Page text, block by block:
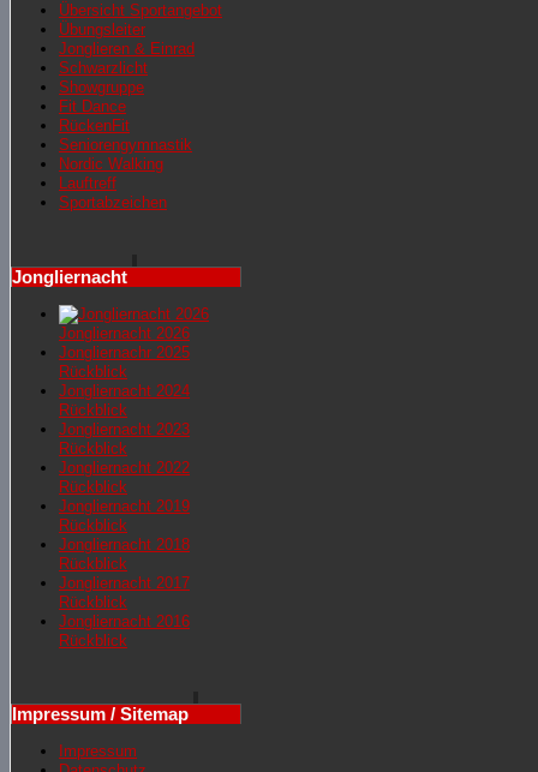
Übersicht Sportangebot
Übungsleiter
Jonglieren & Einrad
Schwarzlicht
Showgruppe
Fit Dance
RückenFit
Seniorengymnastik
Nordic Walking
Lauftreff
Sportabzeichen
Jongliernacht
Jongliernacht 2026
Jongliernachr 2025
Rückblick
Jongliernacht 2024
Rückblick
Jongliernacht 2023
Rückblick
Jongliernacht 2022
Rückblick
Jongliernacht 2019
Rückblick
Jongliernacht 2018
Rückblick
Jongliernacht 2017
Rückblick
Jongliernacht 2016
Rückblick
Impressum / Sitemap
Impressum